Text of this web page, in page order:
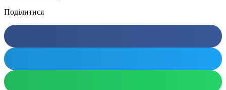
Поділитися